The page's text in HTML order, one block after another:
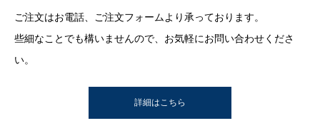
ご注文はお電話、ご注文フォームより承っております。
些細なことでも構いませんので、お気軽にお問い合わせくださ
い。
詳細はこちら